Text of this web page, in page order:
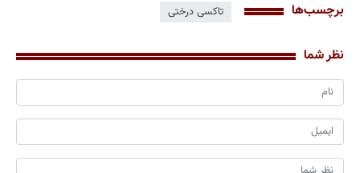
برچسب‌ها تاکسی درختی
نظر شما